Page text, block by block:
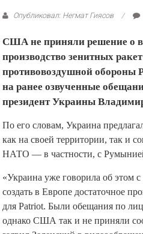
Опубликовал: Негмат Гиясов
США не приняли решение о
производство зенитных
противовоздушной обороны
на ранее озвученные
президент Украины
По его словам, Украина
как на своей территории, так и
НАТО — в частности, с
«Украина уже говорила об этом
создать в Европе достаточное
для Patriot. Были обещания по
однако США так и не приняли